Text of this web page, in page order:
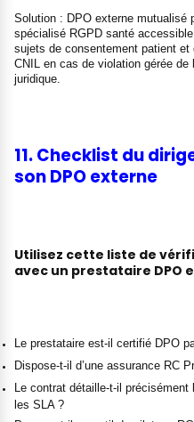
Solution : DPO externe
spécialisé RGPD santé
sujets de consentement patient
CNIL en cas de violation gérée de
juridique.
11. Checklist du
son DPO externe
Utilisez cette liste de
avec un prestataire DPO
Le prestataire est-il certifié DPO
Dispose-t-il d’une assurance RC
Le contrat détaille-t-il
les SLA ?